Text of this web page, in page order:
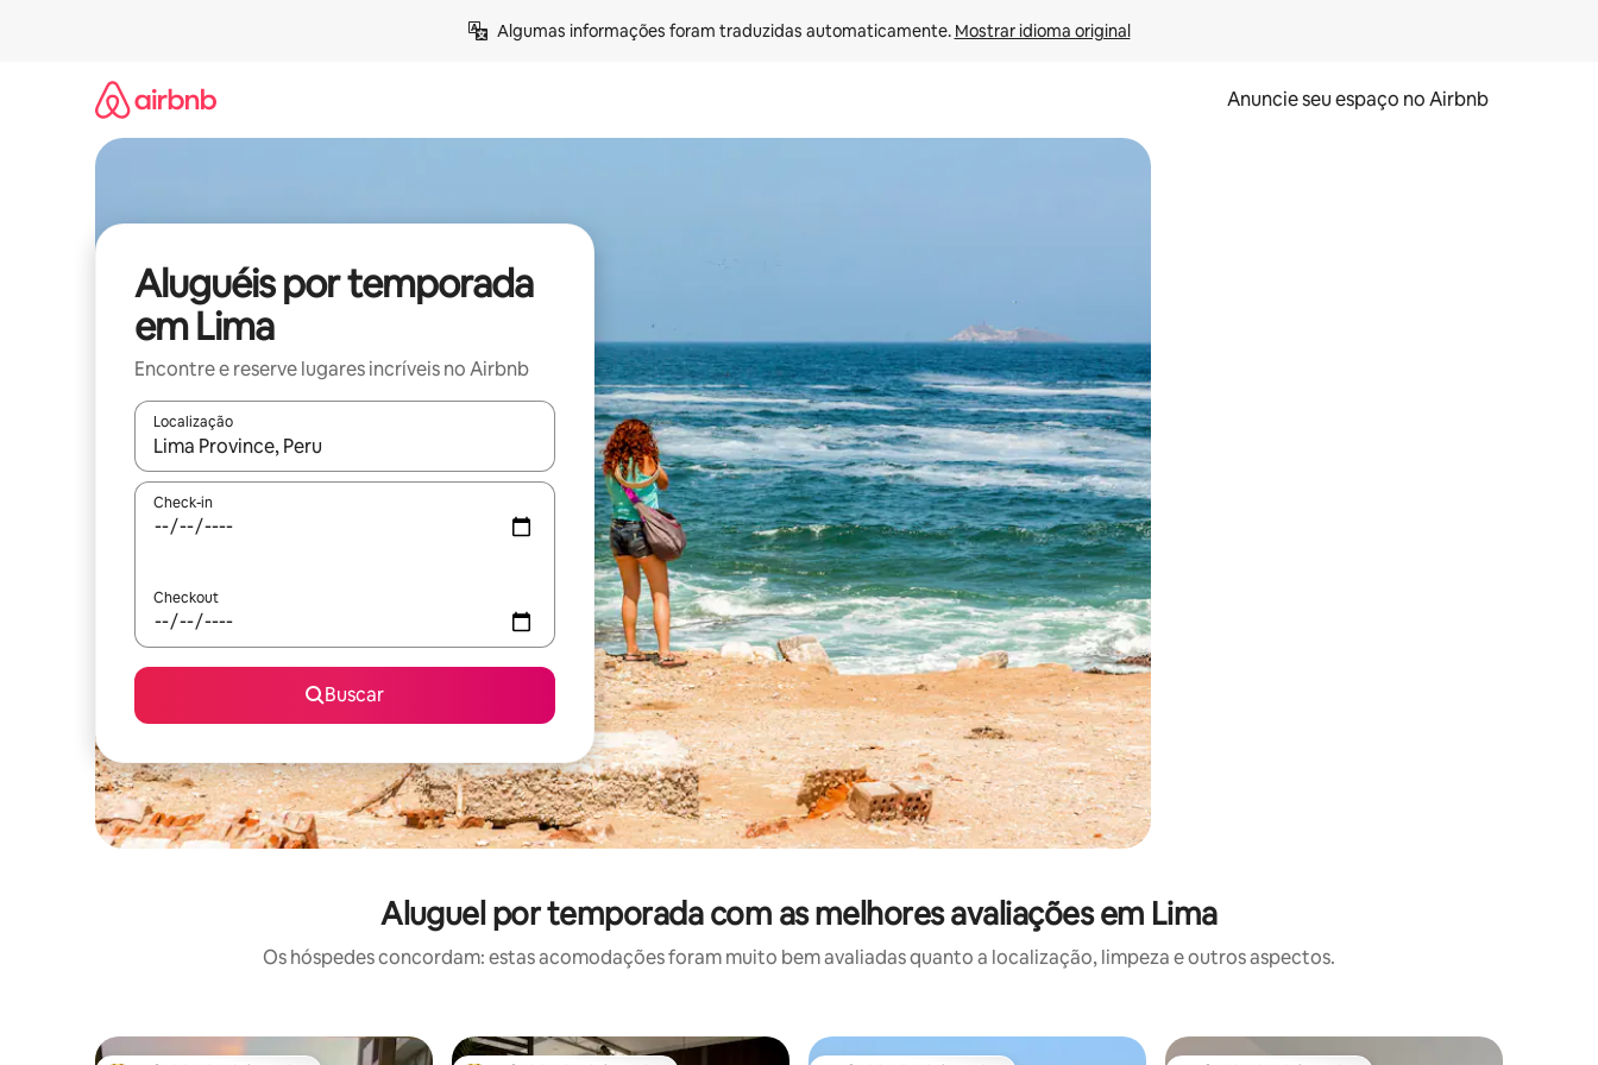
Algumas informações foram traduzidas automaticamente. Mostrar idioma original
Anuncie seu espaço no Airbnb
Aluguéis por temporada
em Lima
Encontre e reserve lugares incríveis no Airbnb
Localização
Quando os resultados estiverem disponíveis, explore-os usando as seta para cima e para baixo do teclado ou tocando e deslizando o dedo na tela.
Check-in
Checkout
Buscar
Aluguel por temporada com as melhores avaliações em Lima
Os hóspedes concordam: estas acomodações foram muito bem avaliadas quanto a localização, limpeza e outros aspectos.